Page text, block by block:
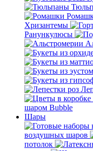
Хризантемы
Ранункулюсы
шаром Bubble
Шары
воздушных шаров
потолок